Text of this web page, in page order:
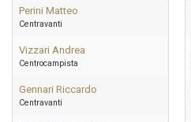
Perini Matteo
Centravanti
Vizzari Andrea
Centrocampista
Gennari Riccardo
Centravanti